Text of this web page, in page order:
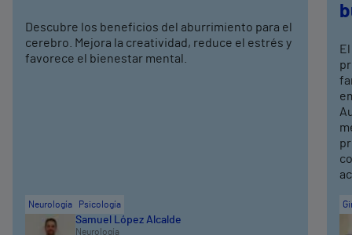
Descubre los beneficios del aburrimiento para el
cerebro. Mejora la creatividad, reduce el estrés y
favorece el bienestar mental.
Neurología Psicología
Samuel López Alcalde
Neurología